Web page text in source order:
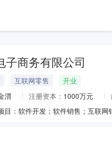
子商务有限公司
互联网零售
开业
渭 注册资本： 1000万元